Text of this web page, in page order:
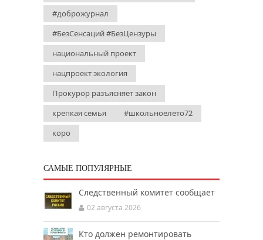
#доброжурнал
#БезСенсаций #БезЦензуры
национальный проект
нацпроект экология
Прокурор разъясняет закон
крепкая семья
#школьноелето72
коро
САМЫЕ ПОПУЛЯРНЫЕ
Следственный комитет сообщает
02 августа 2026
Кто должен ремонтировать